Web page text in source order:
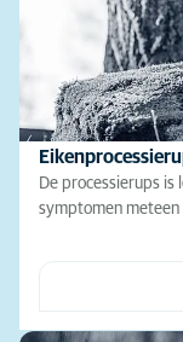
De processierups is
symptomen